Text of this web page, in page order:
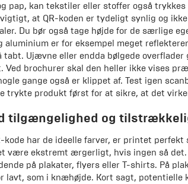
pap, kan tekstiler eller stoffer også
at QR-koden er tydeligt synlig og
Du bør også tage højde for de særlige
aluminium er for eksempel meget
tabt. Ujævne eller endda bølgede
Ved brochurer skal den heller ikke vises
gange også er klippet af. Test igen
trykte produkt først for at sikre, at det
tilgængelighed og
kode har de ideelle farver, er printet
være ekstremt ærgerligt, hvis ingen så det.
på plakater, flyers eller T-shirts. På
lavt, som i knæhøjde. Kort sagt, potentielle